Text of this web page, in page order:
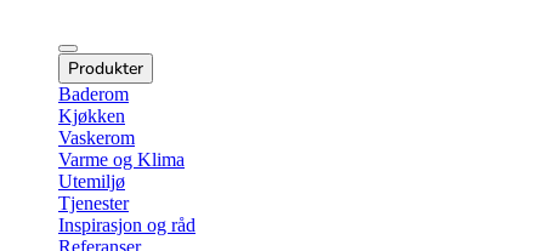
Produkter
Baderom
Kjøkken
Vaskerom
Varme og Klima
Utemiljø
Tjenester
Inspirasjon og råd
Referanser